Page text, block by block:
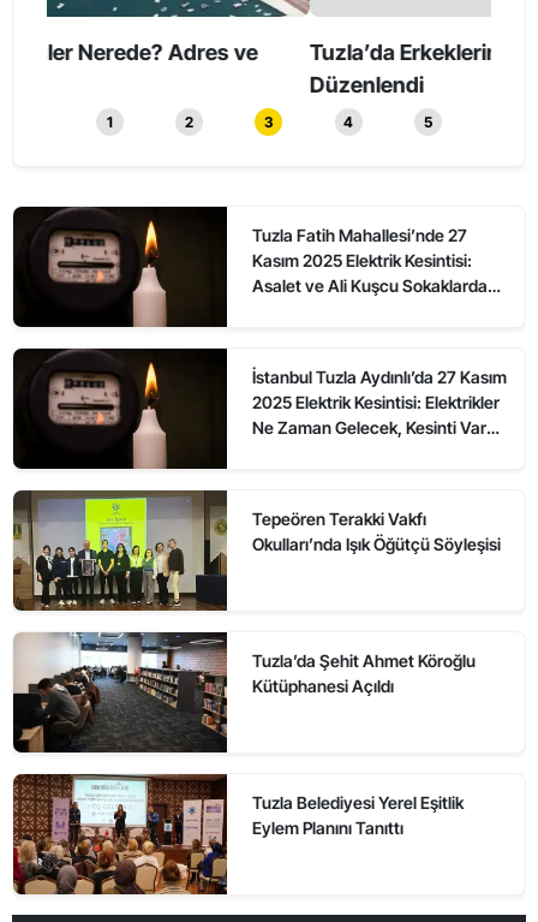
Tuzla’da Erkeklerin Katıldığı Sessiz Yürüyüş
1 2 3 4 5
Tuzla Fatih Mahallesi’nde 27
Kasım 2025 Elektrik Kesintisi:
Asalet ve Ali Kuşcu Sokaklarda
İstanbul Tuzla Aydınlı’da 27 Kasım
2025 Elektrik Kesintisi: Elektrikler
Ne Zaman Gelecek, Kesinti Var
Tepeören Terakki Vakfı
Okulları’nda Işık Öğütçü Söyleşisi
Tuzla’da Şehit Ahmet Köroğlu
Kütüphanesi Açıldı
Tuzla Belediyesi Yerel Eşitlik
Eylem Planını Tanıttı